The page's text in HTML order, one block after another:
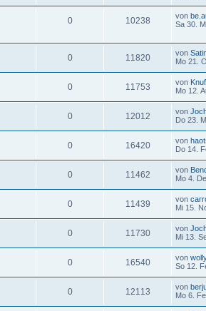
0 10238 von
Sa 30.
0 11820 von
Mo 21.
0 11753 von
Mo 12.
0 12012 von
Do 23.
0 16420 von
Do 14.
0 11462 von
Mo 4.
0 11439 von
Mi 15.
0 11730 von
Mi 13.
0 16540 von
So 12.
0 12113 von
Mo 6.